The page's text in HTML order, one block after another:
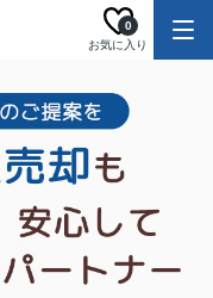
お気に入り
0